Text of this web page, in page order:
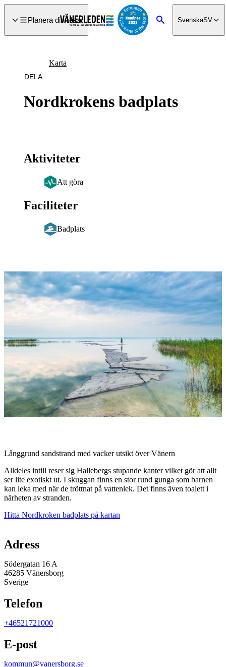
till
Planera din resa
Sök SvenskaSV
Nordkrokens badplats
Karta
DELA
Aktiviteter
Att göra
Faciliteter
Badplats
Bildspel
med
bilder
Beskrivning
Långgrund sandstrand med vacker utsikt över Vänern
Alldeles intill reser sig Hallebergs stupande kanter vilket gör att allt
ser lite exotiskt ut. I skuggan finns en stor rund gunga som barnen
kan leka med när de tröttnat på vattenlek. Det finns även toalett i
närheten av stranden.
Hitta Nordkroken badplats på kartan
Adress
Södergatan 16 A
46285 Vänersborg
Sverige
Telefon
+46521721000
E-post
kommun@vanersborg.se